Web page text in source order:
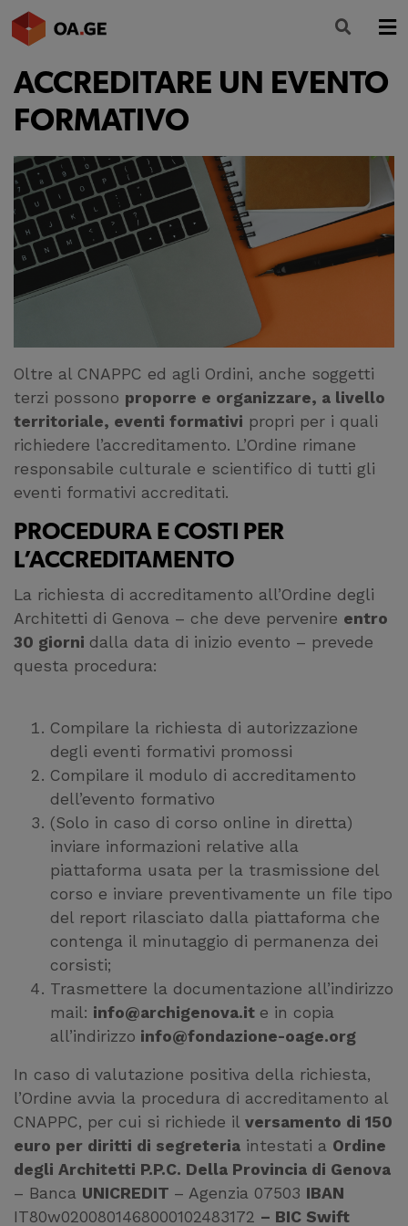
L’ORDINE
AMMINISTRAZIONE TRASPARENTE
ALBO
SEGRETERIA
SERVIZI
FORMAZIONE
ACCREDITARE UN EVENTO
FORMATIVO
Oltre al CNAPPC ed agli Ordini, anche soggetti
terzi possono proporre e organizzare, a livello
territoriale, eventi formativi propri per i quali
richiedere l’accreditamento. L’Ordine rimane
responsabile culturale e scientifico di tutti gli
eventi formativi accreditati.
PROCEDURA E COSTI PER
L’ACCREDITAMENTO
La richiesta di accreditamento all’Ordine degli
Architetti di Genova – che deve pervenire entro
30 giorni dalla data di inizio evento – prevede
questa procedura:
Compilare la richiesta di autorizzazione
degli eventi formativi promossi
Compilare il modulo di accreditamento
dell’evento formativo
(Solo in caso di corso online in diretta)
inviare informazioni relative alla
piattaforma usata per la trasmissione del
corso e inviare preventivamente un file tipo
del report rilasciato dalla piattaforma che
contenga il minutaggio di permanenza dei
corsisti;
Trasmettere la documentazione all’indirizzo
mail: info@archigenova.it e in copia
all’indirizzo info@fondazione-oage.org
In caso di valutazione positiva della richiesta,
l’Ordine avvia la procedura di accreditamento al
CNAPPC, per cui si richiede il versamento di 150
euro per diritti di segreteria intestati a Ordine
degli Architetti P.P.C. Della Provincia di Genova
– Banca UNICREDIT – Agenzia 07503 IBAN
IT80w0200801468000102483172 – BIC Swift